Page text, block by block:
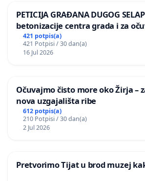
PETICIJA GRAĐANA DUGOG
betonizacije centra grada i za
postojećih zelenih površina i
donošenju izmjena urbanističkog
421 potpis(a)
421 Potpisi / 30 dan(a)
16 Jul 2026
Očuvajmo čisto more oko Žirja –
nova uzgajališta ribe
612 potpis(a)
210 Potpisi / 30 dan(a)
2 Jul 2026
Pretvorimo Tijat u brod muzej